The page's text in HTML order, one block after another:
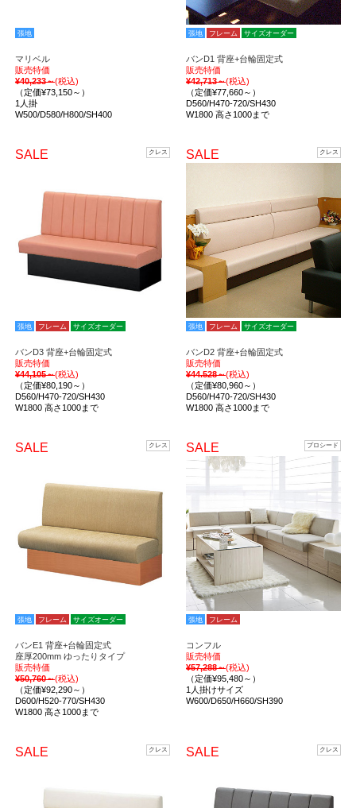
張地
マリベル
販売特価
¥40,233～(税込)
（定価¥73,150～）
1人掛
W500/D580/H800/SH400
張地 フレーム サイズオーダー
バンD1 背座+台輪固定式
販売特価
¥42,713～(税込)
（定価¥77,660～）
D560/H470-720/SH430
W1800 高さ1000まで
SALE クレス
張地 フレーム サイズオーダー
バンD3 背座+台輪固定式
販売特価
¥44,105～(税込)
（定価¥80,190～）
D560/H470-720/SH430
W1800 高さ1000まで
SALE クレス
張地 フレーム サイズオーダー
バンD2 背座+台輪固定式
販売特価
¥44.528～(税込)
（定価¥80,960～）
D560/H470-720/SH430
W1800 高さ1000まで
SALE クレス
張地 フレーム サイズオーダー
バンE1 背座+台輪固定式
座厚200mm ゆったりタイプ
販売特価
¥50,760～(税込)
（定価¥92,290～）
D600/H520-770/SH430
W1800 高さ1000まで
SALE プロシード
張地 フレーム
コンフル
販売特価
¥57,288～(税込)
（定価¥95,480～）
1人掛けサイズ
W600/D650/H660/SH390
SALE クレス SALE クレス